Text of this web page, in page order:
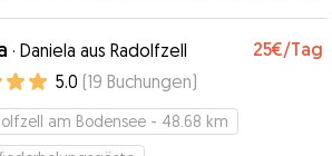
merkt man.”
· Daniela aus Radolfzell 25€/Tag
5.0 (19 Buchungen)
am Bodensee - 48.68 km